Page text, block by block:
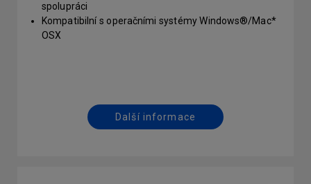
spolupráci
Kompatibilní s operačními systémy Windows®/Mac*
OSX
Další informace